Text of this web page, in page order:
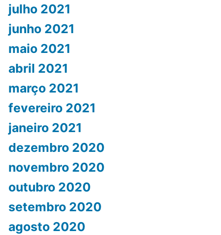
julho 2021
junho 2021
maio 2021
abril 2021
março 2021
fevereiro 2021
janeiro 2021
dezembro 2020
novembro 2020
outubro 2020
setembro 2020
agosto 2020